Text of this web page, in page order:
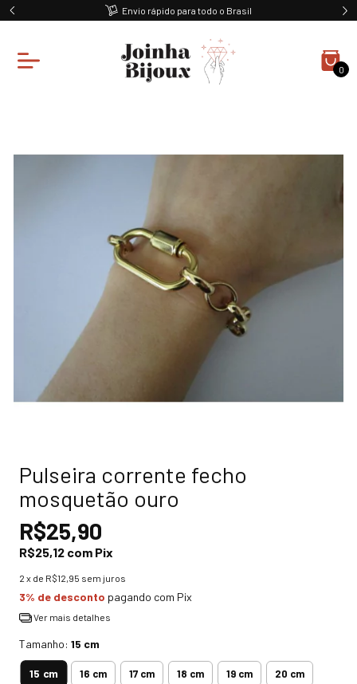
Envio rápido para todo o Brasil
0
Pulseira corrente fecho
mosquetão ouro
R$25,90
R$25,12 com Pix
2 x de R$12,95 sem juros
3% de desconto pagando com Pix
Ver mais detalhes
Tamanho: 15 cm
15 cm 16 cm 17 cm 18 cm 19 cm 20 cm